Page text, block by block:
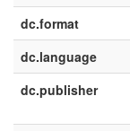
dc.format
dc.language
dc.publisher